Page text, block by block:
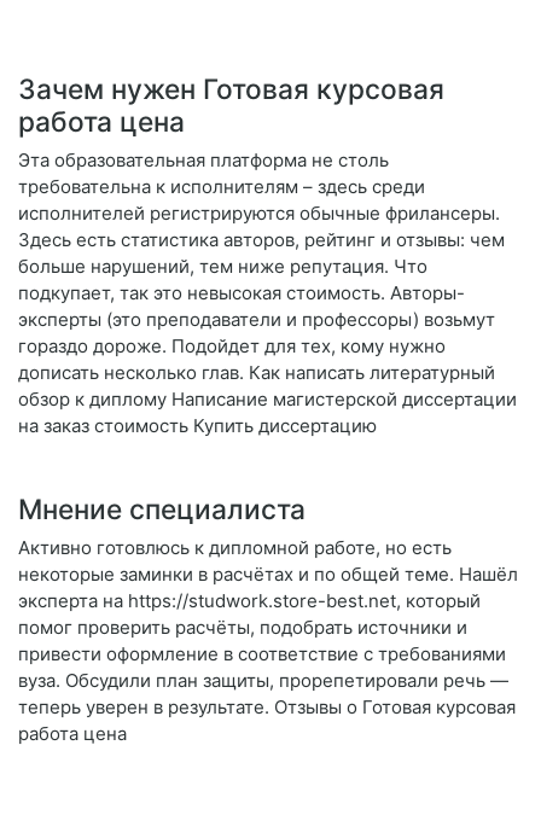
Зачем нужен Готовая курсовая
работа цена
Эта образовательная платформа не столь
требовательна к исполнителям – здесь среди
исполнителей регистрируются обычные фрилансеры.
Здесь есть статистика авторов, рейтинг и отзывы: чем
больше нарушений, тем ниже репутация. Что
подкупает, так это невысокая стоимость. Авторы-
эксперты (это преподаватели и профессоры) возьмут
гораздо дороже. Подойдет для тех, кому нужно
дописать несколько глав. Как написать литературный
обзор к диплому Написание магистерской диссертации
на заказ стоимость Купить диссертацию
Мнение специалиста
Активно готовлюсь к дипломной работе, но есть
некоторые заминки в расчётах и по общей теме. Нашёл
эксперта на https://studwork.store-best.net, который
помог проверить расчёты, подобрать источники и
привести оформление в соответствие с требованиями
вуза. Обсудили план защиты, прорепетировали речь —
теперь уверен в результате. Отзывы о Готовая курсовая
работа цена